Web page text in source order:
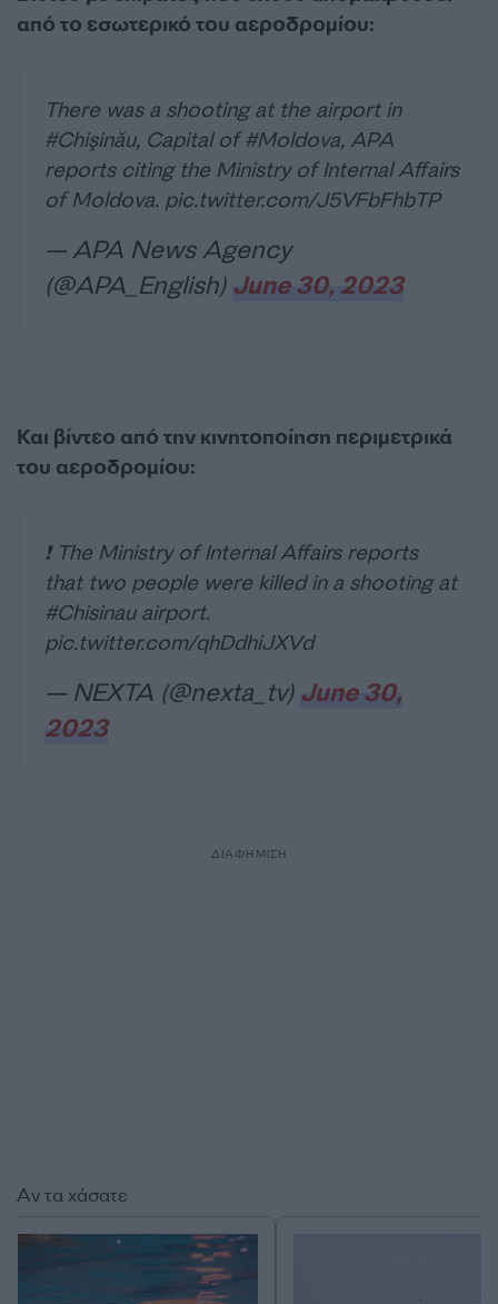
από το εσωτερικό του αεροδρομίου:
There was a shooting at the airport in
#Chişinău, Capital of#Moldova, APA
reports citing the Ministry of Internal Affairs
of Moldova. pic.twitter.com/J5VFbFhbTP
— APA News Agency
(@APA_English) June 30, 2023
Και βίντεο από την κινητοποίηση περιμετρικά
του αεροδρομίου:
❗️ The Ministry of Internal Affairs reports
that two people were killed in a shooting at
#Chisinauairport.
pic.twitter.com/qhDdhiJXVd
— NEXTA (@nexta_tv) June 30,
2023
ΔΙΑΦΗΜΙΣΗ
Αν τα χάσατε